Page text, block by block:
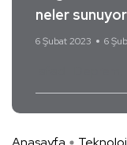
neler
6 Şubat 2023 6